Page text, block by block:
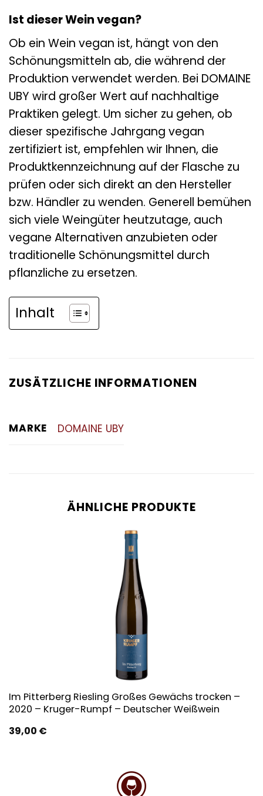
Ist dieser Wein vegan?
Ob ein Wein vegan ist, hängt von den
Schönungsmitteln ab, die während der
Produktion verwendet werden. Bei DOMAINE
UBY wird großer Wert auf nachhaltige
Praktiken gelegt. Um sicher zu gehen, ob
dieser spezifische Jahrgang vegan
zertifiziert ist, empfehlen wir Ihnen, die
Produktkennzeichnung auf der Flasche zu
prüfen oder sich direkt an den Hersteller
bzw. Händler zu wenden. Generell bemühen
sich viele Weingüter heutzutage, auch
vegane Alternativen anzubieten oder
traditionelle Schönungsmittel durch
pflanzliche zu ersetzen.
Inhalt
ZUSÄTZLICHE INFORMATIONEN
MARKE DOMAINE UBY
ÄHNLICHE PRODUKTE
Im Pitterberg Riesling Großes Gewächs trocken –
2020 – Kruger-Rumpf – Deutscher Weißwein
39,00 €